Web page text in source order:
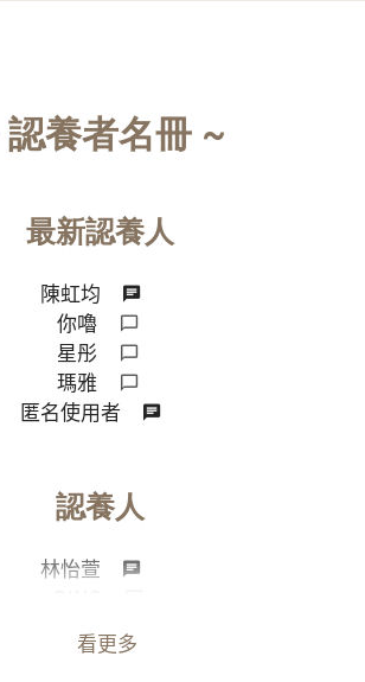
養者名冊 ~
最新認養人
陳虹均
你嚕
星彤
瑪雅
匿名使用者
認養人
林怡萱
杜總
彤彤他爸
看更多